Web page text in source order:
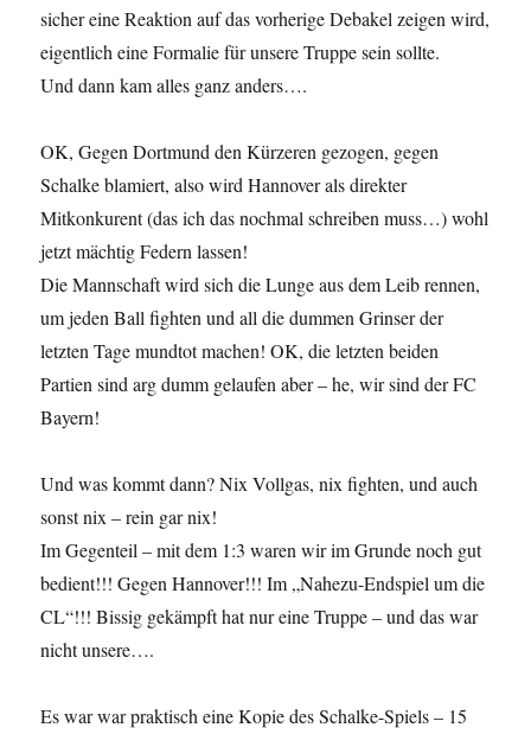
sicher eine Reaktion auf das vorherige Debakel zeigen wird,
eigentlich eine Formalie für unsere Truppe sein sollte.
Und dann kam alles ganz anders….
OK, Gegen Dortmund den Kürzeren gezogen, gegen
Schalke blamiert, also wird Hannover als direkter
Mitkonkurent (das ich das nochmal schreiben muss…) wohl
jetzt mächtig Federn lassen!
Die Mannschaft wird sich die Lunge aus dem Leib rennen,
um jeden Ball fighten und all die dummen Grinser der
letzten Tage mundtot machen! OK, die letzten beiden
Partien sind arg dumm gelaufen aber – he, wir sind der FC
Bayern!
Und was kommt dann? Nix Vollgas, nix fighten, und auch
sonst nix – rein gar nix!
Im Gegenteil – mit dem 1:3 waren wir im Grunde noch gut
bedient!!! Gegen Hannover!!! Im „Nahezu-Endspiel um die
CL“!!! Bissig gekämpft hat nur eine Truppe – und das war
nicht unsere….
Es war war praktisch eine Kopie des Schalke-Spiels – 15